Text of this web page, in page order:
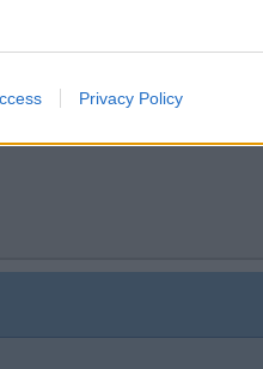
Privacy Policy
sul sito